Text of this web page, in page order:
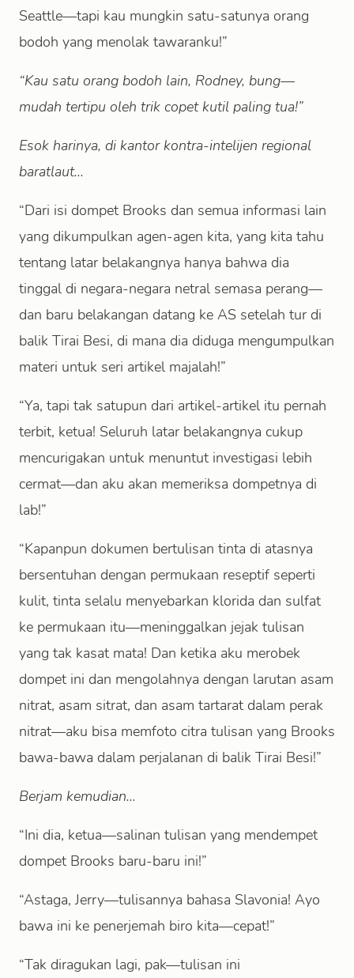
Seattle—tapi kau mungkin satu-satunya orang
bodoh yang menolak tawaranku!”
“Kau satu orang bodoh lain, Rodney, bung—
mudah tertipu oleh trik copet kutil paling tua!”
Esok harinya, di kantor kontra-intelijen regional
baratlaut...
“Dari isi dompet Brooks dan semua informasi lain
yang dikumpulkan agen-agen kita, yang kita tahu
tentang latar belakangnya hanya bahwa dia
tinggal di negara-negara netral semasa perang—
dan baru belakangan datang ke AS setelah tur di
balik Tirai Besi, di mana dia diduga mengumpulkan
materi untuk seri artikel majalah!”
“Ya, tapi tak satupun dari artikel-artikel itu pernah
terbit, ketua! Seluruh latar belakangnya cukup
mencurigakan untuk menuntut investigasi lebih
cermat—dan aku akan memeriksa dompetnya di
lab!”
“Kapanpun dokumen bertulisan tinta di atasnya
bersentuhan dengan permukaan reseptif seperti
kulit, tinta selalu menyebarkan klorida dan sulfat
ke permukaan itu—meninggalkan jejak tulisan
yang tak kasat mata! Dan ketika aku merobek
dompet ini dan mengolahnya dengan larutan asam
nitrat, asam sitrat, dan asam tartarat dalam perak
nitrat—aku bisa memfoto citra tulisan yang Brooks
bawa-bawa dalam perjalanan di balik Tirai Besi!”
Berjam kemudian...
“Ini dia, ketua—salinan tulisan yang mendempet
dompet Brooks baru-baru ini!”
“Astaga, Jerry—tulisannya bahasa Slavonia! Ayo
bawa ini ke penerjemah biro kita—cepat!”
“Tak diragukan lagi, pak—tulisan ini